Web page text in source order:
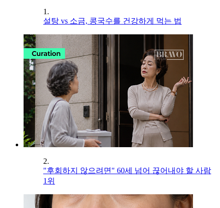
1.
설탕 vs 소금, 콩국수를 건강하게 먹는 법
2.
"후회하지 않으려면" 60세 넘어 끊어내야 할 사람
1위